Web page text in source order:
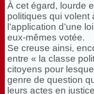
À cet égard, lourde
politiques qui volent
l’application d’une
eux-mêmes votée.
Se creuse ainsi,
entre « la classe
citoyens pour
genre de question
leurs actes en